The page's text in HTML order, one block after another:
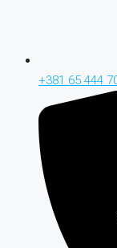
+381 65 444